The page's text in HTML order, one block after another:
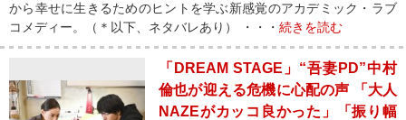
から幸せに生きるためのヒントを学ぶ新感覚のアカデミック・ラブ
コメディー。（＊以下、ネタバレあり） ・・・ 続きを読む
「DREAM STAGE」“吾妻PD”中村
倫也が迎える危機に心配の声 「大人
NAZEがカッコ良かった」「振り幅